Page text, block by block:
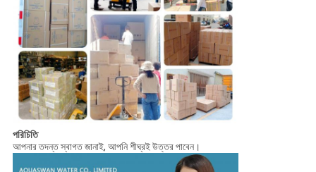
পরিচিতি
আপনার তদন্ত স্বাগত জানাই, আপনি শীঘ্রই উত্তর পাবেন।